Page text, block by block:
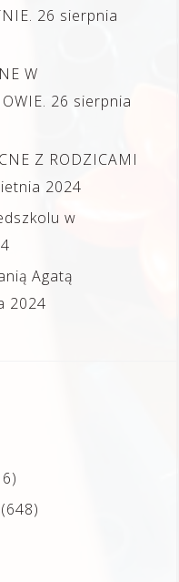
26 sierpnia
W
26 sierpnia
Z RODZICAMI
2024
w
Agatą
2024
(648)